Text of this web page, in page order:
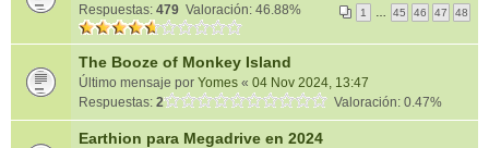
Respuestas: 479 1 45 46 47 48
Valoración: 46.88%
The Booze of Monkey Island
Último mensaje por Yomes « 04 Nov 2024, 13:47
Respuestas: 2 Valoración: 0.47%
Earthion para Megadrive en 2024